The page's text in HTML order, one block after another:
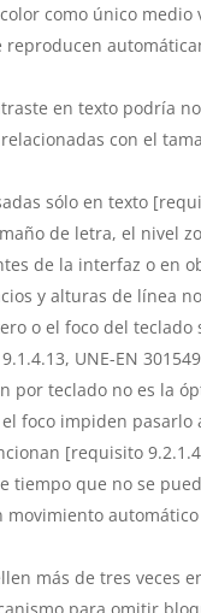
como único
en texto podría
con el
sólo en texto
de letra, el nivel
de la interfaz o en
y alturas de línea
o el foco del
UNE-EN
por teclado no es la
foco impiden
[requisito
tiempo que no se
más de tres veces
para omitir